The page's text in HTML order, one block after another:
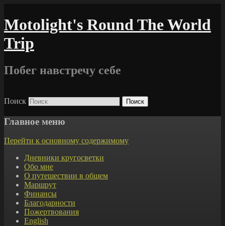
Motolight's Round The World
Trip
Побег навстречу себе
Поиск
Главное меню
Перейти к основному содержимому
Дневники кругосветки
Обо мне
О путешествии в общем
Маршрут
Финансы
Благодарности
Пожертвования
English